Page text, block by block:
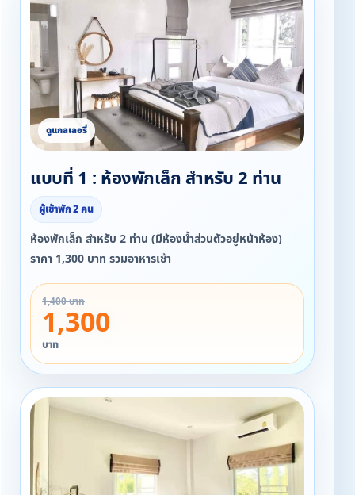
แบบที่ 1 : ห้องพักเล็ก สำหรับ 2 ท่าน
ผู้เข้าพัก 2 คน
ห้องพักเล็ก สำหรับ 2 ท่าน (มีห้องน้ำส่วนตัวอยู่หน้าห้อง)
ราคา 1,300 บาท รวมอาหารเช้า
1,400 บาท
1,300
บาท